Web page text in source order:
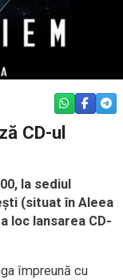
WHATSAPP
CD-ul
la sediul
(situat în Aleea
loc lansarea CD-
împreună cu